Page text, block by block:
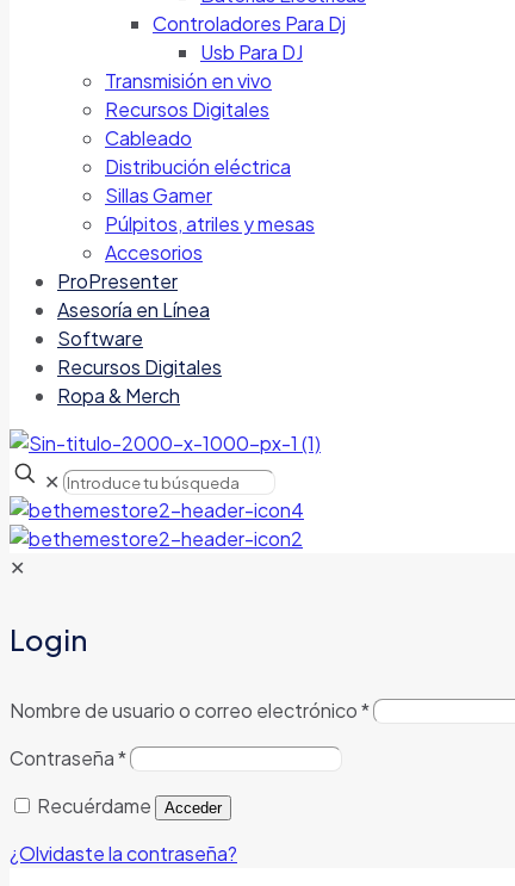
Controladores Para Dj
Usb Para DJ
Transmisión en vivo
Recursos Digitales
Cableado
Distribución eléctrica
Sillas Gamer
Púlpitos, atriles y mesas
Accesorios
ProPresenter
Asesoría en Línea
Software
Recursos Digitales
Ropa & Merch
✕
✕
Login
Nombre de usuario o correo electrónico*
Contraseña*
Recuérdame
Acceder
¿Olvidaste la contraseña?